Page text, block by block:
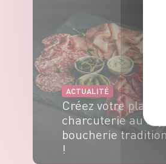
ACTUALITÉ
Créez votre plateau
charcuterie au
boucherie
!